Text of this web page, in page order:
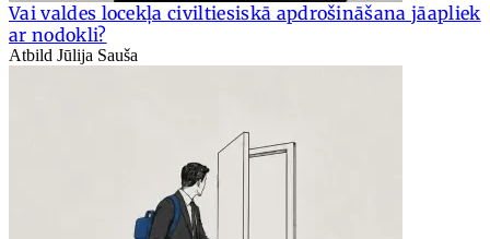
Vai valdes locekļa civiltiesiskā apdrošināšana jāapliek
ar nodokli?
Atbild Jūlija Sauša